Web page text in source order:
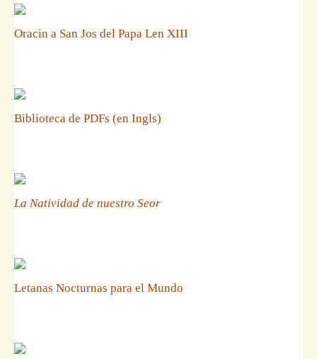
Oracin a San Jos del Papa Len XIII
Biblioteca de PDFs (en Ingls)
La Natividad de nuestro Seor
Letanas Nocturnas para el Mundo